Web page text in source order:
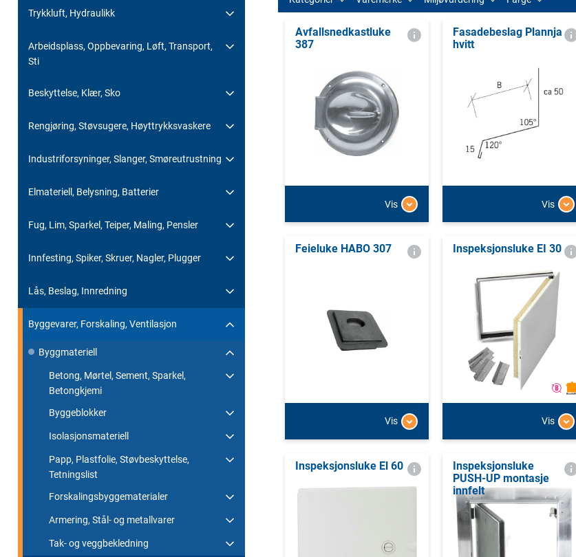
Trykkluft, Hydraulikk
Arbeidsplass, Oppbevaring, Løft, Transport,
Sti
Beskyttelse, Klær, Sko
Rengjøring, Støvsugere, Høyttrykksvaskere
Industriforsyninger, Slanger, Smøreutrustning
Elmateriell, Belysning, Batterier
Fug, Lim, Sparkel, Teiper, Maling, Pensler
Innfesting, Spiker, Skruer, Nagler, Plugger
Lås, Beslag, Innredning
Byggevarer, Forskaling, Ventilasjon
Byggmateriell
Betong, Mørtel, Sement, Sparkel,
Betongkjemi
Byggeblokker
Isolasjonsmateriell
Papp, Plastfolie, Støvbeskyttelse,
Tetningslist
Forskalingsbyggematerialer
Armering, Stål- og metallvarer
Tak- og veggbekledning
Avfallsnedkastluke
387
Vis
Fasadebeslag Plannja
hvitt
Vis
Feieluke HABO 307
Vis
Inspeksjonsluke EI 30
Vis
Inspeksjonsluke El 60
Inspeksjonsluke
PUSH-UP montasje
innfelt